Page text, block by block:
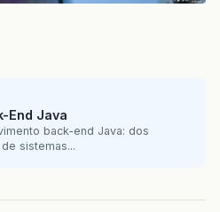
End Java
back-end Java: dos
sistemas...